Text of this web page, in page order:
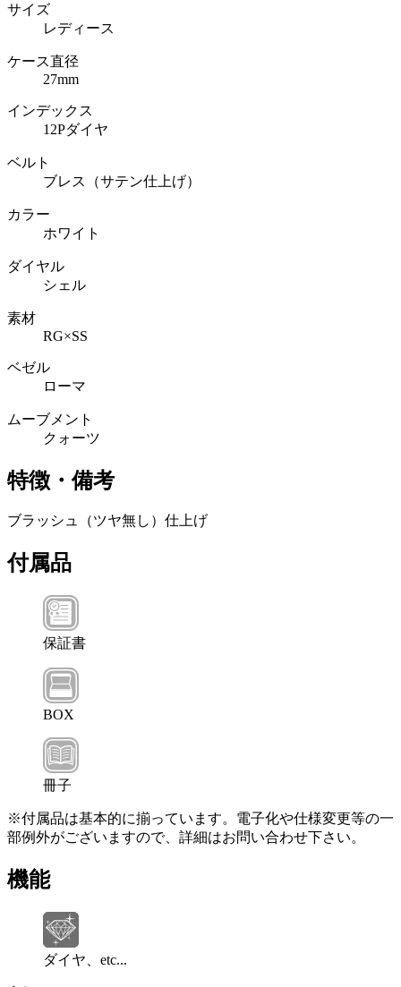
サイズ
レディース
ケース直径
27mm
インデックス
12Pダイヤ
ベルト
ブレス（サテン仕上げ）
カラー
ホワイト
ダイヤル
シェル
素材
RG×SS
ベゼル
ローマ
ムーブメント
クォーツ
特徴・備考
ブラッシュ（ツヤ無し）仕上げ
付属品
保証書
BOX
冊子
※付属品は基本的に揃っています。電子化や仕様変更等の一
部例外がございますので、詳細はお問い合わせ下さい。
機能
ダイヤ、etc...